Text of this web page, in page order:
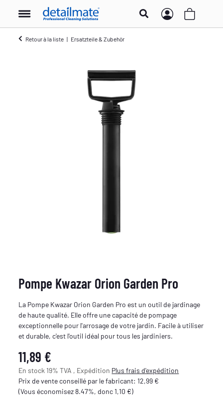
Retour à la liste Ersatzteile & Zubehör
Pompe Kwazar Orion Garden Pro
La Pompe Kwazar Orion Garden Pro est un outil de jardinage
de haute qualité. Elle offre une capacité de pompage
exceptionnelle pour l'arrosage de votre jardin. Facile à utiliser
et durable, c'est l'outil idéal pour tous les jardiniers.
11,89 €
En stock 19% TVA , Expédition Plusfrais d'expédition
Prix de vente conseillé par le fabricant:12,99 €
(Vous économisez8.47%, donc1,10 €)